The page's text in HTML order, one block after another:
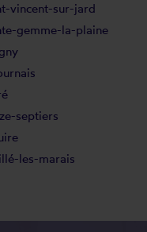
vincent-sur-jard
gemme-la-plaine
septiers
les-marais